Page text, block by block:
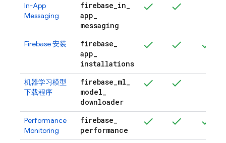
In-App
Messaging
firebase_in_
app_
messaging
Firebase安装 firebase_
app_
installations
机器学习模型
下载程序
firebase_ml_
model_
downloader
Performance
Monitoring
firebase_
performance